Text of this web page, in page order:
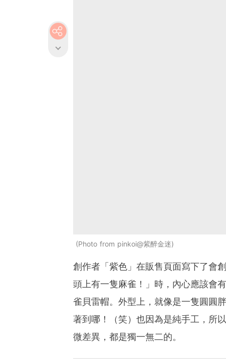
Photo from pinkoi@紫醉金迷
創作者「紫色」在販售頁面寫下了會
頭上有一隻麻雀！」時，內心應該會
雀貝雷帽。外型上，就像是一隻圓圓
著到哪！（笑）也因為是純手工，所
微差異，都是獨一無二的。